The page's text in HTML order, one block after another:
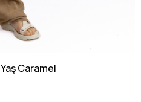
Caramel